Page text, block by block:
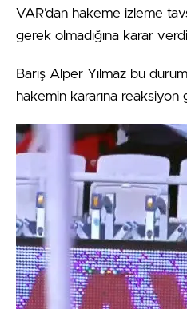
VAR’dan hakeme izleme
gerek olmadığına karar
Barış Alper Yılmaz bu
hakemin kararına reaksiyon